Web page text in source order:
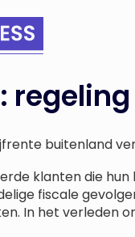
buitenland
klanten die
fiscale
In het verleden